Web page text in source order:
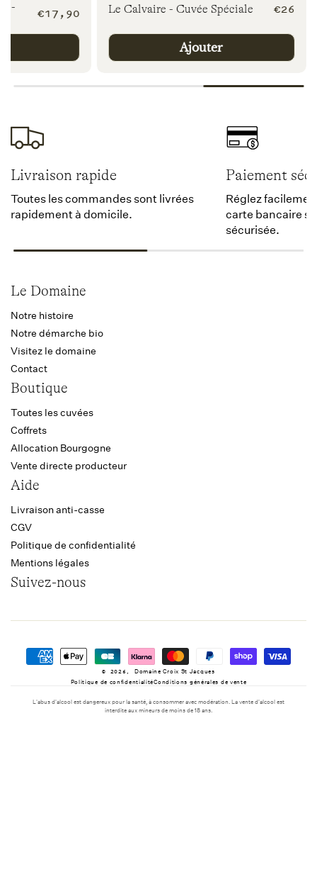
-
Prix
€17,90 Le Calvaire - Cuvée Spéciale
Prix
€26
Ajouter
Livraison rapide
Toutes les commandes sont livrées
rapidement à domicile.
Paiement
Réglez
carte bancaire
sécurisée.
Le Domaine
Notre histoire
Notre démarche bio
Visitez le domaine
Contact
Boutique
Toutes les cuvées
Coffrets
Allocation Bourgogne
Vente directe producteur
Aide
Livraison anti-casse
CGV
Politique de confidentialité
Mentions légales
Suivez-nous
Moyens
© 2026, Domaine Croix St Jacques
Politique de confidentialitéConditions générales de vente
L'abus d'alcool est dangereux pour la santé, à consommer avec modération. La vente d'alcool est
interdite aux mineurs de moins de 18 ans.